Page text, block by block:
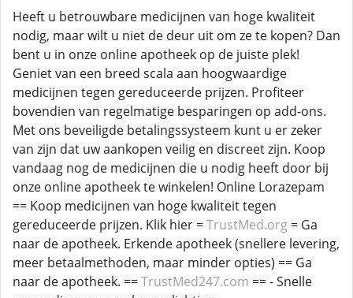
Heeft u betrouwbare medicijnen van hoge kwaliteit
nodig, maar wilt u niet de deur uit om ze te kopen? Dan
bent u in onze online apotheek op de juiste plek!
Geniet van een breed scala aan hoogwaardige
medicijnen tegen gereduceerde prijzen. Profiteer
bovendien van regelmatige besparingen op add-ons.
Met ons beveiligde betalingssysteem kunt u er zeker
van zijn dat uw aankopen veilig en discreet zijn. Koop
vandaag nog de medicijnen die u nodig heeft door bij
onze online apotheek te winkelen! Online Lorazepam
== Koop medicijnen van hoge kwaliteit tegen
gereduceerde prijzen. Klik hier =TrustMed.org = Ga
naar de apotheek. Erkende apotheek (snellere levering,
meer betaalmethoden, maar minder opties) == Ga
naar de apotheek. ==TrustMed247.com == - Snelle